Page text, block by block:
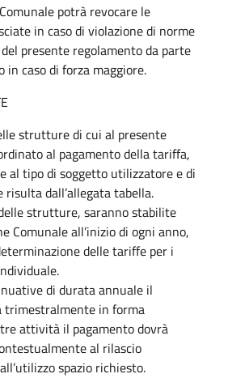
potrà revocare le
in caso di violazione di norme
presente regolamento da parte
in caso di forza maggiore.
strutture di cui al presente
al pagamento della tariffa,
al tipo di soggetto utilizzatore e di
risulta dall’allegata tabella.
strutture, saranno stabilite
Comunale all’inizio di ogni anno,
delle tariffe per i
di durata annuale il
trimestralmente in forma
attività il pagamento dovrà
al rilascio
spazio richiesto.